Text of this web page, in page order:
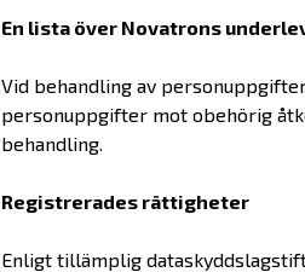
En lista över Novatrons
Vid behandling av
personuppgifter mot obehörig
behandling.
Registrerades rättigheter
Enligt tillämplig